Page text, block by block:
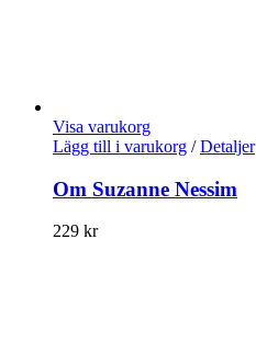
Visa varukorg
Lägg till i varukorg / Detaljer
Om Suzanne Nessim
229 kr